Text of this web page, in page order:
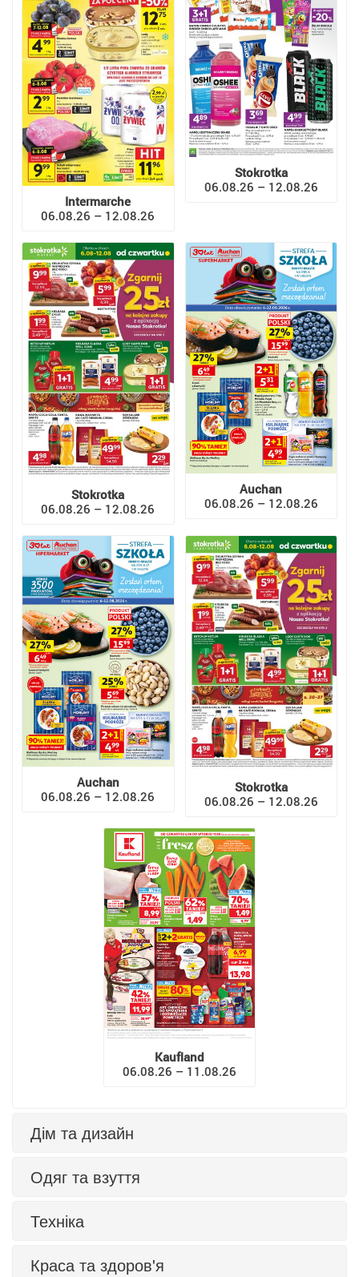
Intermarche
06.08.26 – 12.08.26
Stokrotka
06.08.26 – 12.08.26
Stokrotka
06.08.26 – 12.08.26
Auchan
06.08.26 – 12.08.26
Auchan
06.08.26 – 12.08.26
Stokrotka
06.08.26 – 12.08.26
Kaufland
06.08.26 – 11.08.26
Дім та дизайн
Одяг та взуття
Техніка
Краса та здоров'я